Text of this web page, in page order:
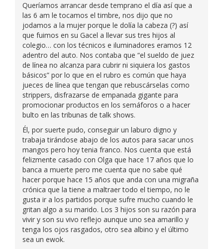
Queríamos arrancar desde temprano el día así que a
las 6 am le tocamos el timbre, nos dijo que no
jodamos a la mujer porque le dolía la cabeza (?) así
que fuimos en su Gacel a llevar sus tres hijos al
colegio… con los técnicos e iluminadores eramos 12
adentro del auto. Nos contaba que “el sueldo de juez
de línea no alcanza para cubrir ni siquiera los gastos
básicos” por lo que en el rubro es común que haya
jueces de línea que tengan que rebuscárselas como
strippers, disfrazarse de empanada gigante para
promocionar productos en los semáforos o a hacer
bulto en las tribunas de talk shows.
Él, por suerte pudo, conseguir un laburo digno y
trabaja tirándose abajo de los autos para sacar unos
mangos pero hoy tenia franco. Nos cuenta que está
felizmente casado con Olga que hace 17 años que lo
banca a muerte pero me cuenta que no sabe qué
hacer porque hace 15 años que anda con una migraña
crónica que la tiene a maltraer todo el tiempo, no le
gusta ir a los partidos porque sufre mucho cuando le
gritan algo a su marido. Los 3 hijos son su razón para
vivir y son su vivo reflejo aunque uno sea amarillo y
tenga los ojos rasgados, otro sea albino y el último
sea un ewok.